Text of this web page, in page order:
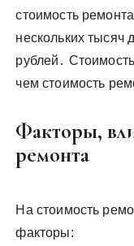
стоимость
нескольких тысяч
рублей․
чем стоимость
Факторы,
ремонта
На стоимость
факторы: